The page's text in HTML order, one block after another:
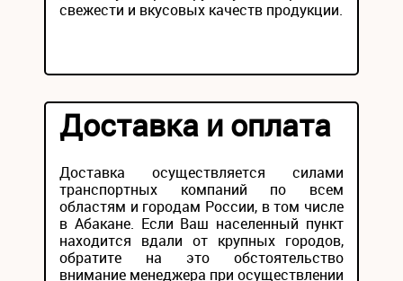
свежести и вкусовых качеств продукции.
Доставка и оплата
Доставка осуществляется силами
транспортных компаний по всем
областям и городам России, в том числе
в Абакане. Если Ваш населенный пункт
находится вдали от крупных городов,
обратите на это обстоятельство
внимание менеджера при осуществлении